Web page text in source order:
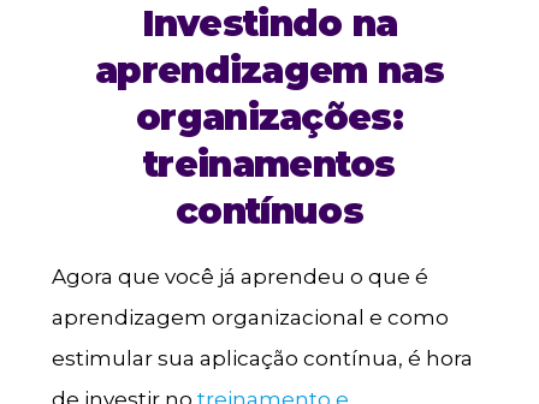
Investindo na
aprendizagem nas
organizações:
treinamentos
contínuos
Agora que você já aprendeu o que é
aprendizagem organizacional e como
estimular sua aplicação contínua, é hora